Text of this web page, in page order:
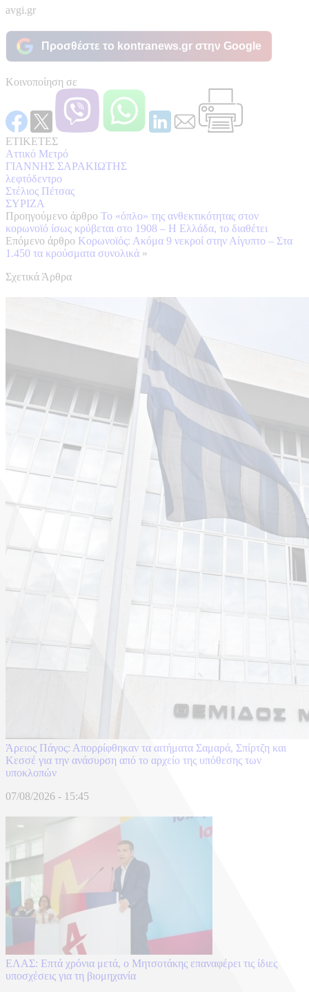
avgi.gr
Προσθέστε το kontranews.gr στην Google
Κοινοποίηση σε
ΕΤΙΚΕΤΕΣ
Αττικό Μετρό
ΓΙΑΝΝΗΣ ΣΑΡΑΚΙΩΤΗΣ
λεφτόδεντρο
Στέλιος Πέτσας
ΣΥΡΙΖΑ
Προηγούμενο άρθρο Το «όπλο» της ανθεκτικότητας στον
κορωνοϊό ίσως κρύβεται στο 1908 – Η Ελλάδα, το διαθέτει
Επόμενο άρθρο Κορωνοϊός: Ακόμα 9 νεκροί στην Αίγυπτο – Στα
1.450 τα κρούσματα συνολικά »
Σχετικά Άρθρα
Άρειος Πάγος: Απορρίφθηκαν τα αιτήματα Σαμαρά, Σπίρτζη και
Κεσσέ για την ανάσυρση από το αρχείο της υπόθεσης των
υποκλοπών
07/08/2026 - 15:45
ΕΛΑΣ: Επτά χρόνια μετά, ο Μητσοτάκης επαναφέρει τις ίδιες
υποσχέσεις για τη βιομηχανία